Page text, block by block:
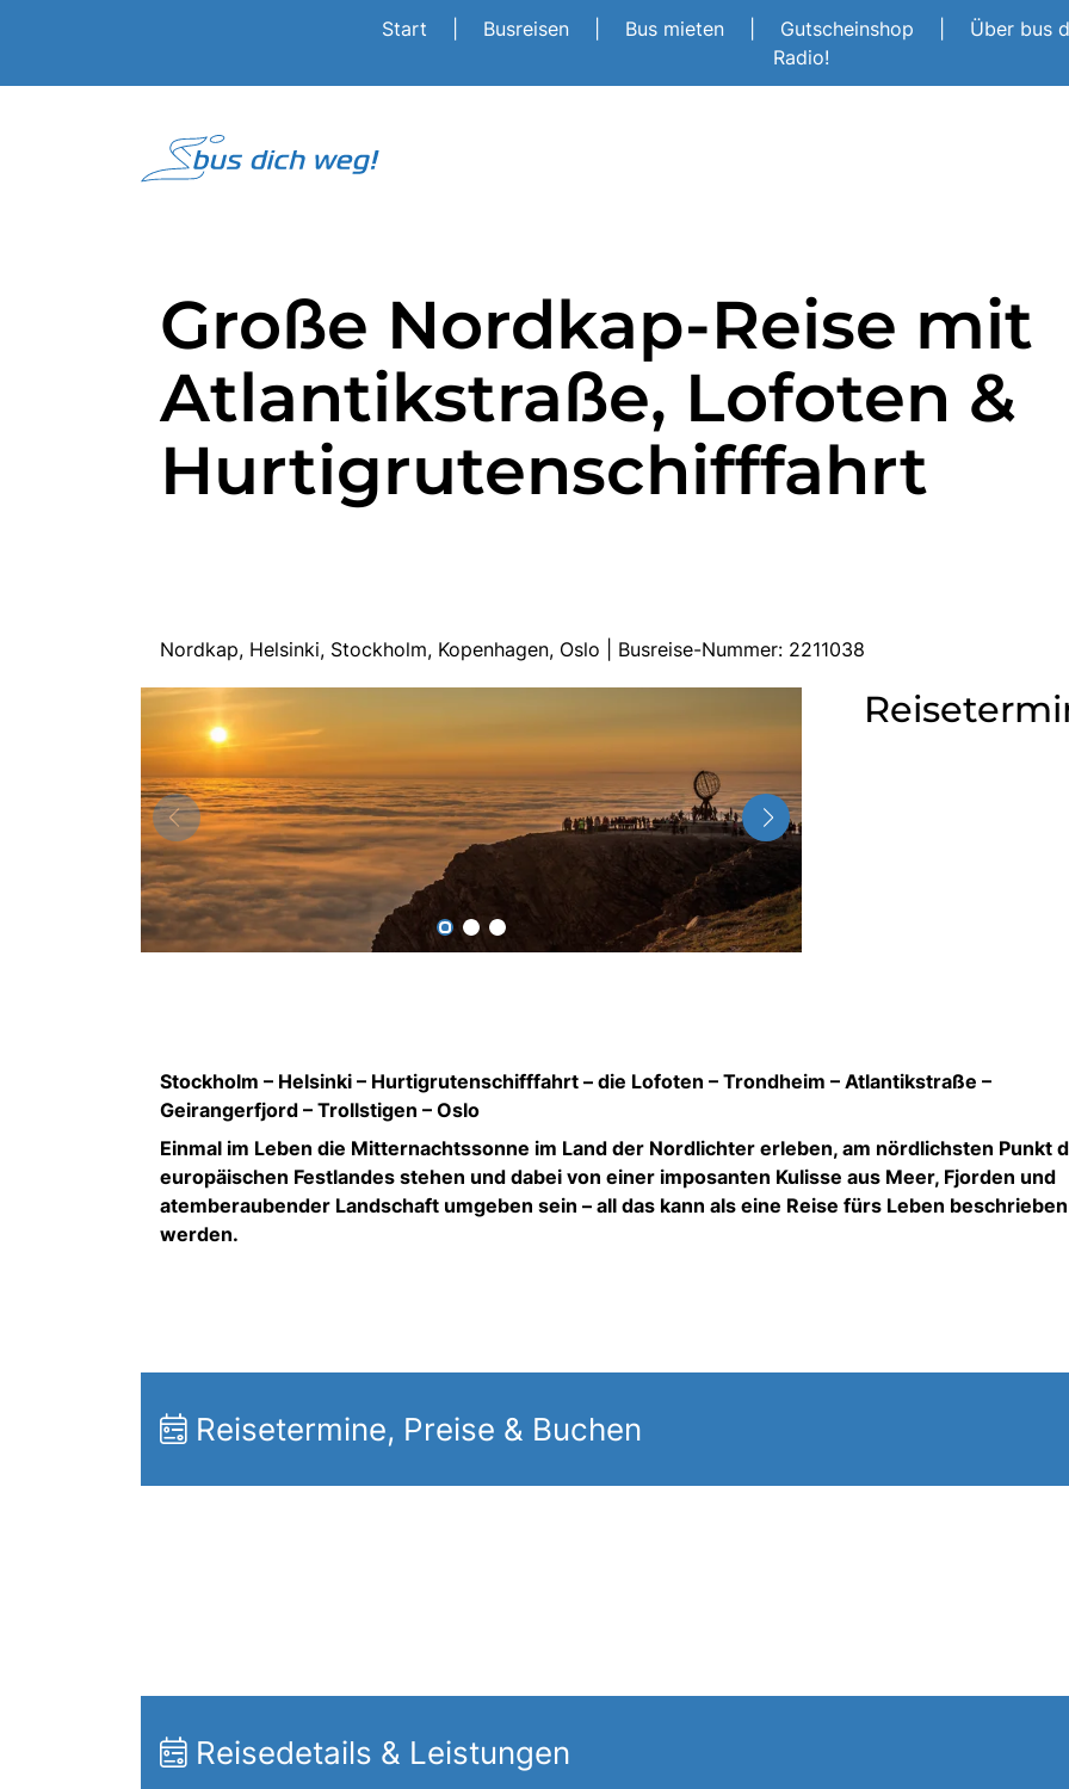
Start Busreisen Bus mieten Gutscheinshop
Über bus
Radio!
Große Nordkap-Reise mit
Atlantikstraße, Lofoten &
Hurtigrutenschifffahrt
Nordkap, Helsinki, Stockholm, Kopenhagen, Oslo | Busreise-Nummer: 2211038
Stockholm – Helsinki – Hurtigrutenschifffahrt – die Lofoten – Trondheim – Atlantikstraße –
Geirangerfjord – Trollstigen – Oslo
Einmal im Leben die Mitternachtssonne im Land der Nordlichter erleben, am nördlichsten Punkt
europäischen Festlandes stehen und dabei von einer imposanten Kulisse aus Meer, Fjorden und
atemberaubender Landschaft umgeben sein – all das kann als eine Reise fürs Leben beschrieben
werden.
Reisetermine, Preise & Buchen
Reisedetails & Leistungen